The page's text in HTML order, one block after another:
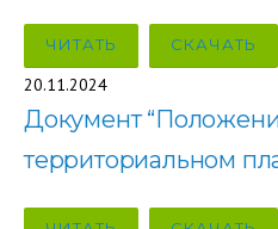
ЧИТАТЬ СКАЧАТЬ
20.11.2024
Документ
территориальном